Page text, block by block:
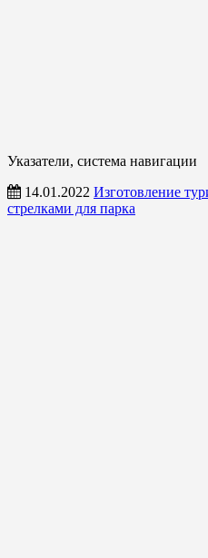
Указатели, система навигации
14.01.2022 Изготовление
стрелками для парка